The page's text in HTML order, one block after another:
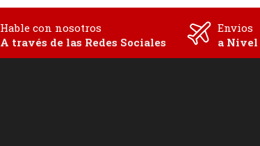
Hable con nosotros
A través de las Redes Sociales
Envios
a